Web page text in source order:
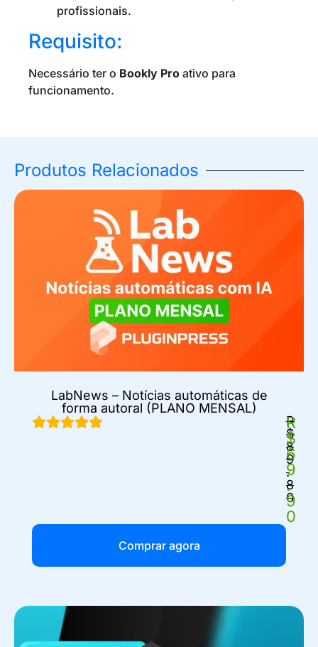
profissionais.
Requisito:
Necessário ter o Bookly Pro ativo para
funcionamento.
Produtos Relacionados
LabNews – Notícias automáticas de
forma autoral (PLANO MENSAL)
R
$
8
9
.
8
0
R
$
6
9
.
9
0
Comprar agora